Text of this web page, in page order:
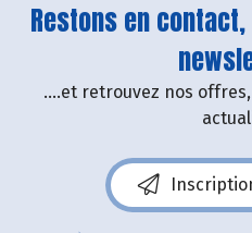
Restons en
....et retrouvez nos